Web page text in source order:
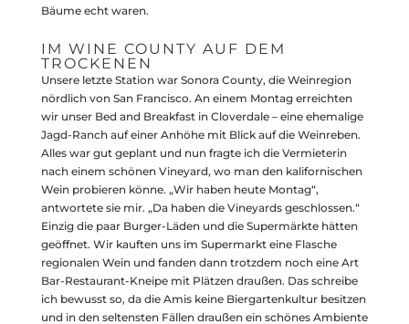
Bäume echt waren.
IM WINE COUNTY AUF DEM
TROCKENEN
Unsere letzte Station war Sonora County, die Weinregion
nördlich von San Francisco. An einem Montag erreichten
wir unser Bed and Breakfast in Cloverdale – eine ehemalige
Jagd-Ranch auf einer Anhöhe mit Blick auf die Weinreben.
Alles war gut geplant und nun fragte ich die Vermieterin
nach einem schönen Vineyard, wo man den kalifornischen
Wein probieren könne. „Wir haben heute Montag“,
antwortete sie mir. „Da haben die Vineyards geschlossen.“
Einzig die paar Burger-Läden und die Supermärkte hätten
geöffnet. Wir kauften uns im Supermarkt eine Flasche
regionalen Wein und fanden dann trotzdem noch eine Art
Bar-Restaurant-Kneipe mit Plätzen draußen. Das schreibe
ich bewusst so, da die Amis keine Biergartenkultur besitzen
und in den seltensten Fällen draußen ein schönes Ambiente